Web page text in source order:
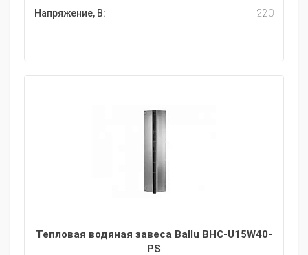
Напряжение, В:
220
Тепловая водяная завеса Ballu BHC-U15W40-
PS